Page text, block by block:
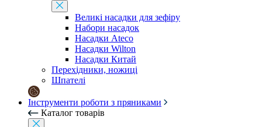
Великі насадки для зефіру
Набори насадок
Насадки Ateco
Насадки Wilton
Насадки Китай
Перехідники, ножиці
Шпателі
Інструменти роботи з пряниками
Каталог товарів